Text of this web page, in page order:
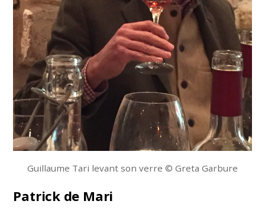
Guillaume Tari levant son verre © Greta Garbure
Patrick de Mari